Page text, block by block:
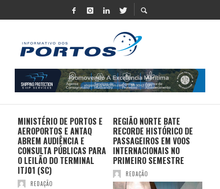
MINISTÉRIO DE PORTOS E
AEROPORTOS E ANTAQ
ABREM AUDIÊNCIA E
CONSULTA PÚBLICAS PARA
O LEILÃO DO TERMINAL
ITJ01 (SC)
REDAÇÃO
REGIÃO NORTE BATE
RECORDE HISTÓRICO DE
PASSAGEIROS EM VOOS
INTERNACIONAIS NO
PRIMEIRO SEMESTRE
REDAÇÃO